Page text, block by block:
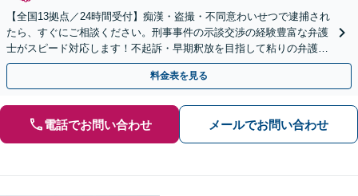
【全国13拠点／24時間受付】痴漢・盗撮・不同意わいせつで逮捕され
たら、すぐにご相談ください。刑事事件の示談交渉の経験豊富な弁護
士がスピード対応します！不起訴・早期釈放を目指して粘りの弁護活
動を行います。
料金表を見る
電話でお問い合わせ メールでお問い合わせ